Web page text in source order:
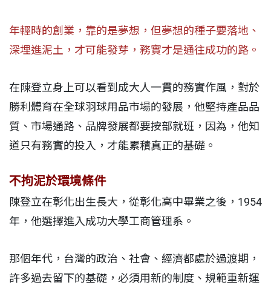
年輕時的創業，靠的是夢想，但夢想的種子要落地、
深埋進泥土，才可能發芽，務實才是通往成功的路。
在陳登立身上可以看到成大人一貫的務實作風，對於
勝利體育在全球羽球用品市場的發展，他堅持產品品
質、市場通路、品牌發展都要按部就班，因為，他知
道只有務實的投入，才能累積真正的基礎。
不拘泥於環境條件
陳登立在彰化出生長大，從彰化高中畢業之後，1954
年，他選擇進入成功大學工商管理系。
那個年代，台灣的政治、社會、經濟都處於過渡期，
許多過去留下的基礎，必須用新的制度、規範重新運